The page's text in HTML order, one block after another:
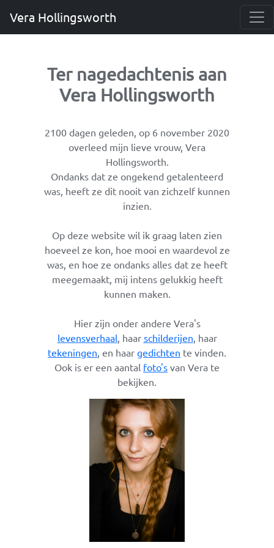
Vera Hollingsworth
Ter nagedachtenis aan
Vera Hollingsworth
2100 dagen geleden, op 6 november 2020
overleed mijn lieve vrouw, Vera
Hollingsworth.
Ondanks dat ze ongekend getalenteerd
was, heeft ze dit nooit van zichzelf kunnen
inzien.
Op deze website wil ik graag laten zien
hoeveel ze kon, hoe mooi en waardevol ze
was, en hoe ze ondanks alles dat ze heeft
meegemaakt, mij intens gelukkig heeft
kunnen maken.
Hier zijn onder andere Vera's
levensverhaal, haar schilderijen, haar
tekeningen, en haar gedichten te vinden.
Ook is er een aantal foto's van Vera te
bekijken.